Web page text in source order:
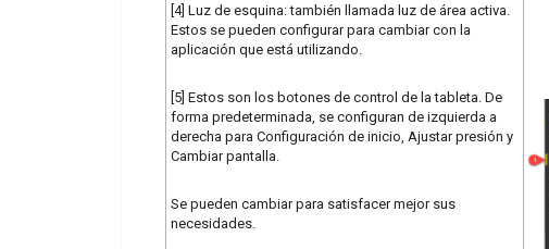
[4] Luz de esquina: también llamada luz de área activa.
Estos se pueden configurar para cambiar con la
aplicación que está utilizando.
[5] Estos son los botones de control de la tableta. De
forma predeterminada, se configuran de izquierda a
derecha para Configuración de inicio, Ajustar presión y
Cambiar pantalla.
Se pueden cambiar para satisfacer mejor sus
necesidades.